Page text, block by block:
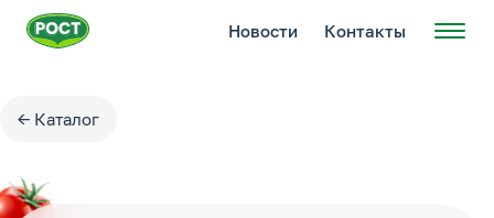
Новости Контакты
← Каталог